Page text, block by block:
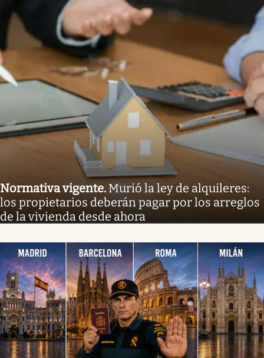
Normativa vigente. Murió la ley de alquileres:
los propietarios deberán pagar por los arreglos
de la vivienda desde ahora